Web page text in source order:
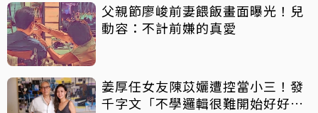
父親節廖峻前妻餵飯畫面曝光！兒
動容：不計前嫌的真愛
姜厚任女友陳苡孋遭控當小三！發
千字文「不學邏輯很難開始好好